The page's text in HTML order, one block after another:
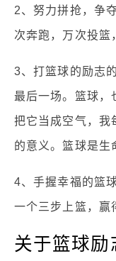
2、努力拼抢，争
次奔跑，万次投篮
3、打篮球的励志
最后一场。篮球，
把它当成空气，我
的意义。篮球是生
4、手握幸福的篮
一个三步上篮，赢
关于篮球励